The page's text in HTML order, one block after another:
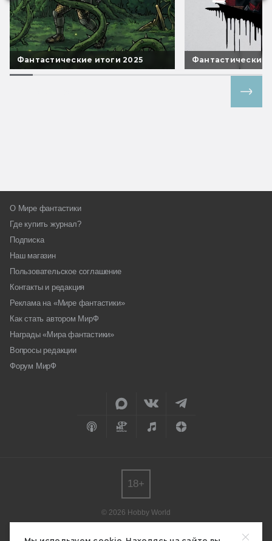
Фантастические итоги 2025 Фантастические
О Мире фантастики
Где купить журнал?
Подписка
Наш магазин
Пользовательское соглашение
Контакты и редакция
Реклама на «Мире фантастики»
Как стать автором МирФ
Награды «Мира фантастики»
Вопросы редакции
Форум МирФ
© 2026 Hobby World
редакции.
18+